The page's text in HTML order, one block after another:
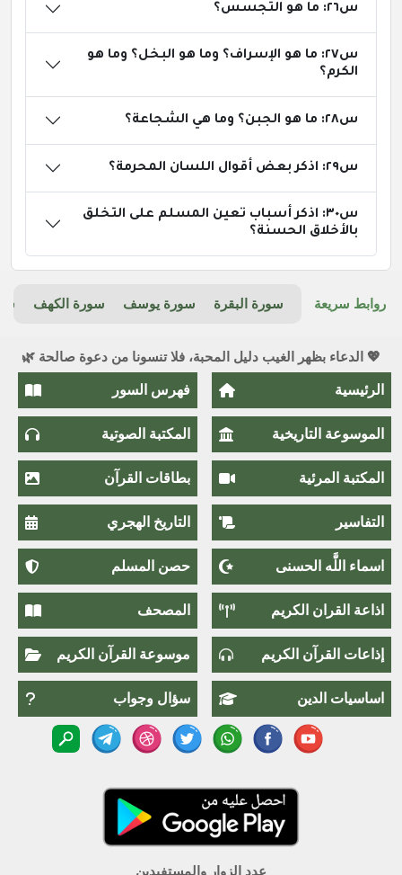
س٢٦: ما هو التجسس؟
س٢٧: ما هو الإسراف؟ وما هو البخل؟ وما هو
الكرم؟
س٢٨: ما هو الجبن؟ وما هي الشجاعة؟
س٢٩: اذكر بعض أقوال اللسان المحرمة؟
س٣٠: اذكر أسباب تعين المسلم على التخلق
بالأخلاق الحسنة؟
روابط سريعة سورة البقرة سورة يوسف سورة الكهف
💖 الدعاء بظهر الغيب دليل المحبة، فلا تنسونا من دعوة صالحة 🌿
الرئيسية فهرس السور
الموسوعة التاريخية المكتبة الصوتية
المكتبة المرئية بطاقات القرآن
التفاسير التاريخ الهجري
اسماء اللَّٰه الحسنى حصن المسلم
اذاعة القران الكريم المصحف
إذاعات القرآن الكريم موسوعة القرآن الكريم
اساسيات الدين سؤال وجواب
عدد الزوار والمستفيدين